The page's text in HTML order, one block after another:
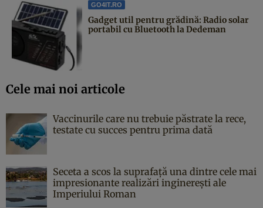
GO4IT.RO
Gadget util pentru grădină: Radio solar
portabil cu Bluetooth la Dedeman
Cele mai noi articole
Vaccinurile care nu trebuie păstrate la rece,
testate cu succes pentru prima dată
Seceta a scos la suprafață una dintre cele mai
impresionante realizări inginerești ale
Imperiului Roman